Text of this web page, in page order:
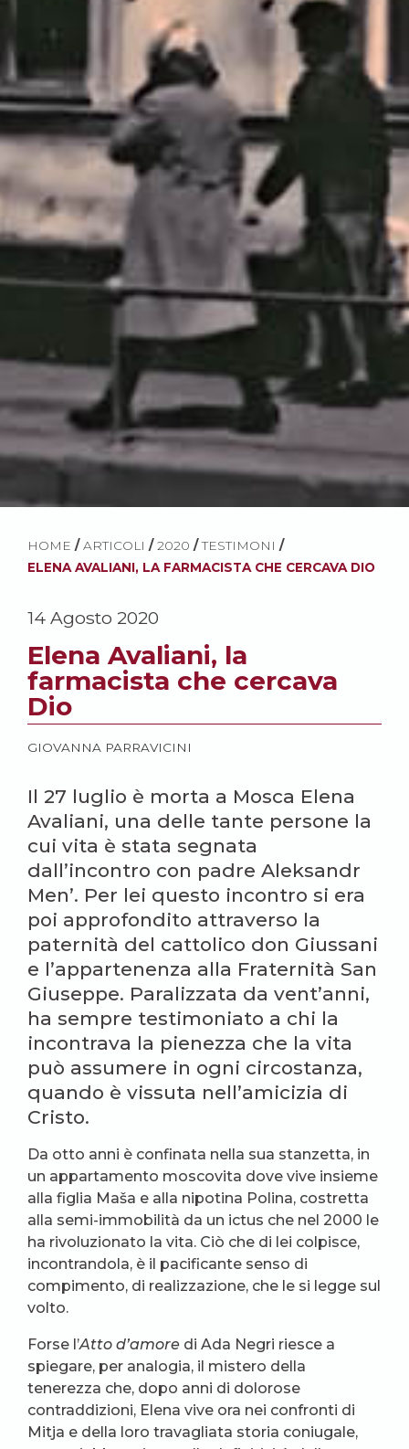
HOME / ARTICOLI / 2020 / TESTIMONI /
ELENA AVALIANI, LA FARMACISTA CHE CERCAVA DIO
14 Agosto 2020
Elena Avaliani, la
farmacista che cercava
Dio
GIOVANNA PARRAVICINI
Il 27 luglio è morta a Mosca Elena
Avaliani, una delle tante persone la
cui vita è stata segnata
dall’incontro con padre Aleksandr
Men’. Per lei questo incontro si era
poi approfondito attraverso la
paternità del cattolico don Giussani
e l’appartenenza alla Fraternità San
Giuseppe. Paralizzata da vent’anni,
ha sempre testimoniato a chi la
incontrava la pienezza che la vita
può assumere in ogni circostanza,
quando è vissuta nell’amicizia di
Cristo.
Da otto anni è confinata nella sua stanzetta, in
un appartamento moscovita dove vive insieme
alla figlia Maša e alla nipotina Polina, costretta
alla semi-immobilità da un ictus che nel 2000 le
ha rivoluzionato la vita. Ciò che di lei colpisce,
incontrandola, è il pacificante senso di
compimento, di realizzazione, che le si legge sul
volto.
Forse l’Atto d’amore di Ada Negri riesce a
spiegare, per analogia, il mistero della
tenerezza che, dopo anni di dolorose
contraddizioni, Elena vive ora nei confronti di
Mitja e della loro travagliata storia coniugale,